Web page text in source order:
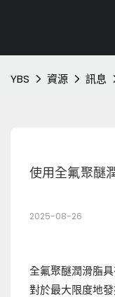
YBS 資源 訊息
使用全氟聚醚
2025-08-26
全氟聚醚潤滑脂
對於最大限度地